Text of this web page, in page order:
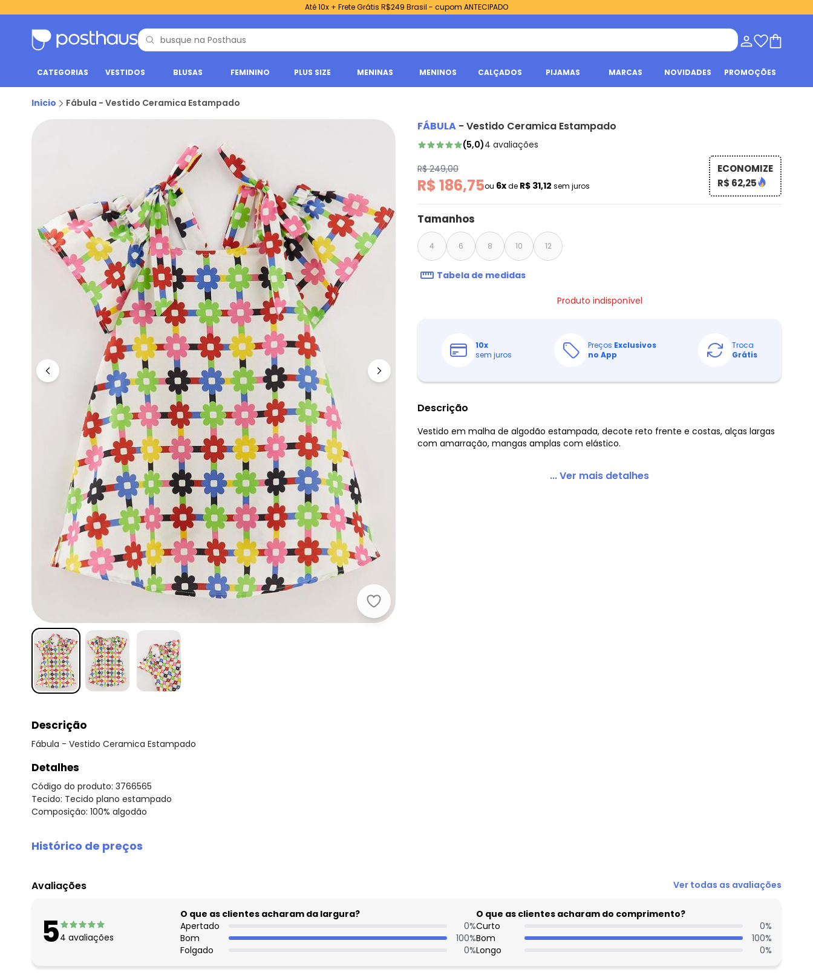
Até 10x + Frete Grátis R$249 Brasil - cupom ANTECIPADO
CATEGORIAS VESTIDOS BLUSAS FEMININO PLUS SIZE MENINAS MENINOS CALÇADOS PIJAMAS MARCAS NOVIDADES PROMOÇÕES
Inicio Fábula - Vestido Ceramica Estampado
Fábula - Vestido Ceramica Estampado
FÁBULA - Vestido Ceramica Estampado
(5,0)4 avaliações
R$ 249,00
R$ 186,75ou 6xde R$ 31,12 sem juros
ECONOMIZE
R$ 62,25
Tamanhos
4 6 8 10 12
Tabela de medidas
Produto indisponível
10x
sem juros
Preços Exclusivos
no App
Troca
Grátis
Descrição
Vestido em malha de algodão estampada, decote reto frente e costas, alças largas
com amarração, mangas amplas com elástico.
... Ver mais detalhes
Descrição
Fábula - Vestido Ceramica Estampado
Detalhes
Código do produto: 3766565
Tecido: Tecido plano estampado
Composição: 100% algodão
Histórico de preços
agosto/2026
N/D*
maio/2026 N/D*
abril/2026 N/D*
N/D*
fevereiro/2026 N/D*
Avaliações Ver todas as avaliações
54 avaliações
O que as clientes acharam da largura?
Apertado
0%
Bom
100%
Folgado
0%
O que as clientes acharam do comprimento?
Curto
0%
Bom
100%
Longo
0%